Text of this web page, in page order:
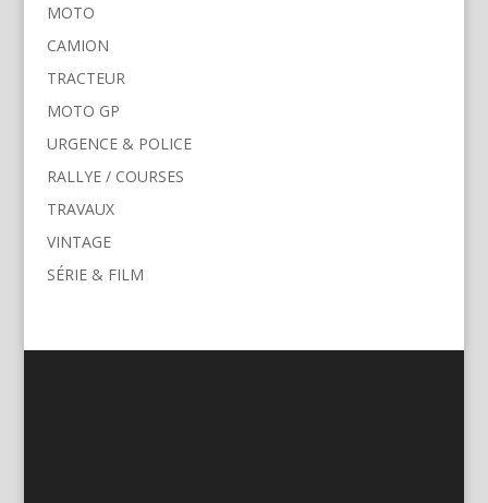
MOTO
CAMION
TRACTEUR
MOTO GP
URGENCE & POLICE
RALLYE / COURSES
TRAVAUX
VINTAGE
SÉRIE & FILM